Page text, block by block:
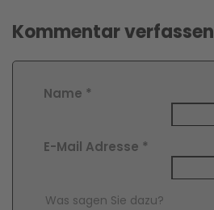
Kommentar verfassen
Name *
E-Mail Adresse *
Comment Text*